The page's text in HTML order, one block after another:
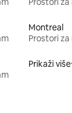
Montreal
Prostori
Prikaži više